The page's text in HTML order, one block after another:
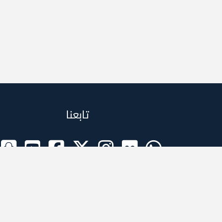
تابعنا